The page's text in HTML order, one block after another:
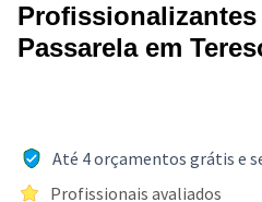
Passarela em
Até 4 orçamentos grátis e
Profissionais avaliados